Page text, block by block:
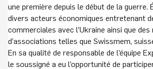
une première depuis le début de la guerre.
divers acteurs économiques entretenant
commerciales avec l’Ukraine ainsi que
d’associations telles que Swissmem,
En sa qualité de responsable de l’équipe
le soussigné a eu l’opportunité de